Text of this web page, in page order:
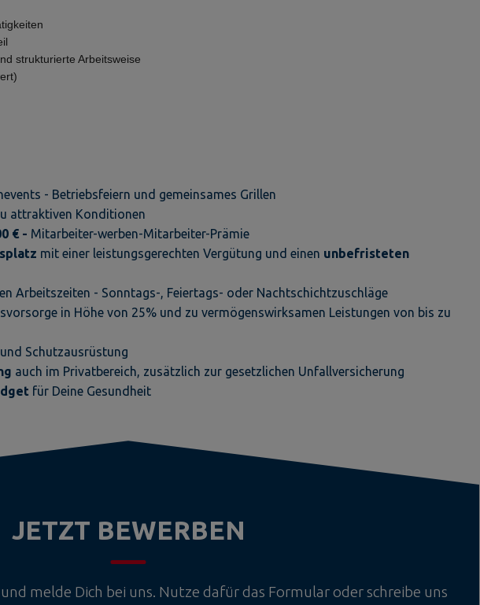
strukturierte Arbeitsweise
- Betriebsfeiern und gemeinsames Grillen
attraktiven Konditionen
€ - Mitarbeiter-werben-Mitarbeiter-Prämie
mit einer leistungsgerechten Vergütung und einen unbefristeten
Arbeitszeiten - Sonntags-, Feiertags- oder Nachtschichtzuschläge
in Höhe von 25% und zu vermögenswirksamen Leistungen von bis zu
und Schutzausrüstung
auch im Privatbereich, zusätzlich zur gesetzlichen Unfallversicherung
für Deine Gesundheit
JETZT BEWERBEN
melde Dich bei uns. Nutze dafür das Formular oder schreibe uns